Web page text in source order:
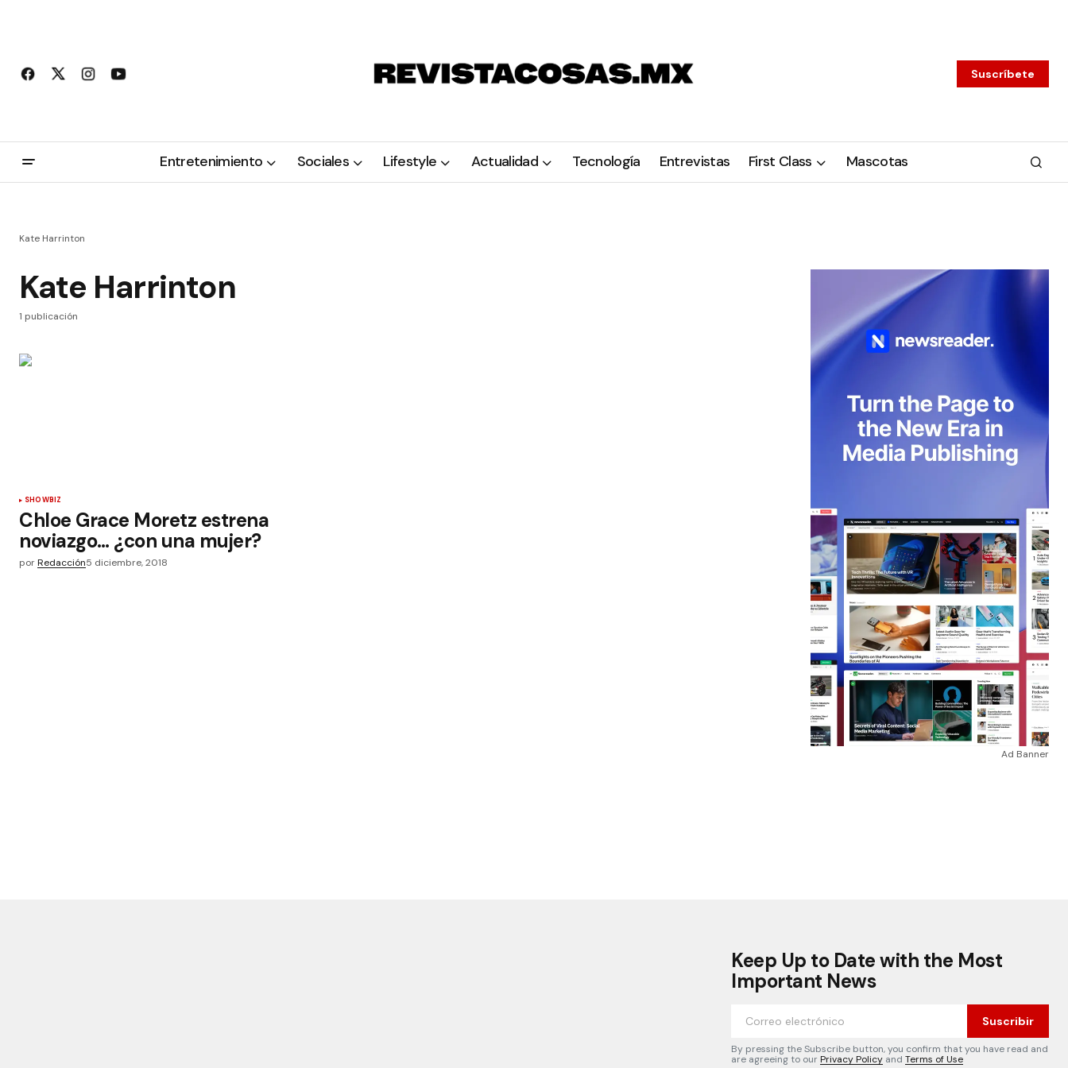
Suscríbete
Entretenimiento Sociales Lifestyle Actualidad Tecnología Entrevistas First Class Mascotas
Kate Harrinton
Kate Harrinton
1 publicación
SHOWBIZ
Chloe Grace Moretz estrena
noviazgo… ¿con una mujer?
porRedacción5 diciembre, 2018
Ad Banner
Keep Up to Date with the Most
Important News
Suscribir
By pressing the Subscribe button, you confirm that you have read and
are agreeing to ourPrivacy Policy and Terms of Use